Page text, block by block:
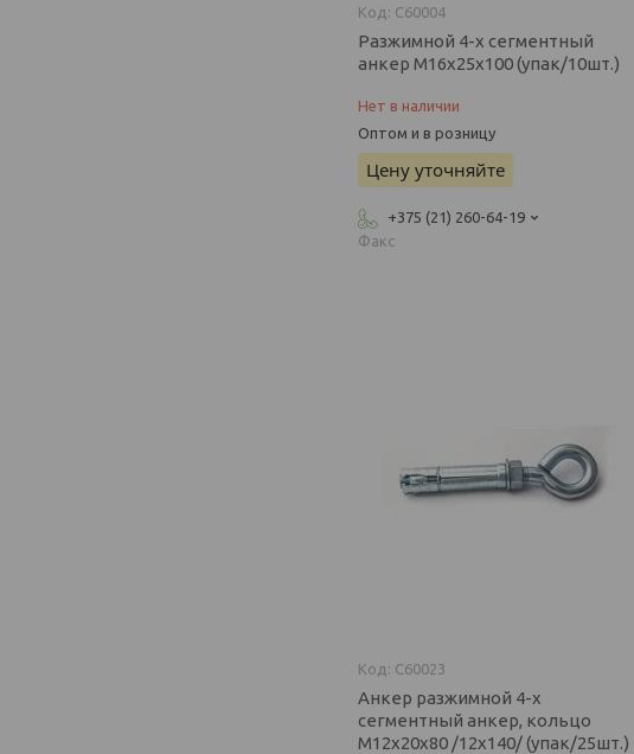
C60004
Разжимной 4-х сегментный
анкер М16х25х100 (упак/10шт.)
Нет в наличии
Оптом и в розницу
Цену уточняйте
+375 (21) 260-64-19
Факс
C60023
Анкер разжимной 4-х
сегментный анкер, кольцо
М12х20х80 /12х140/ (упак/25шт.)